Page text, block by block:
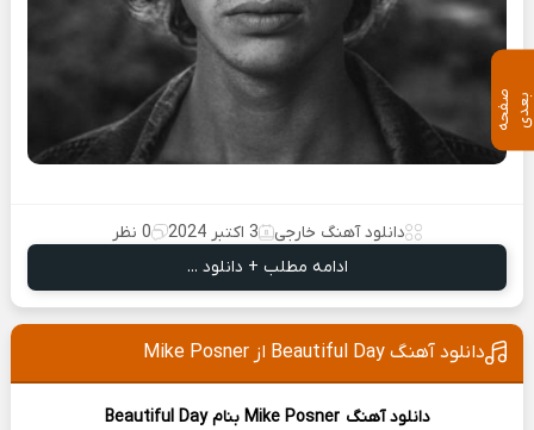
دانلود آهنگ خارجی 3 اکتبر 2024
0 نظر
ادامه مطلب + دانلود ...
دانلود آهنگ Beautiful Day از Mike Posner
دانلود آهنگ Mike Posner بنام Beautiful Day
ص
ف
ح
ه ب ع
د ی